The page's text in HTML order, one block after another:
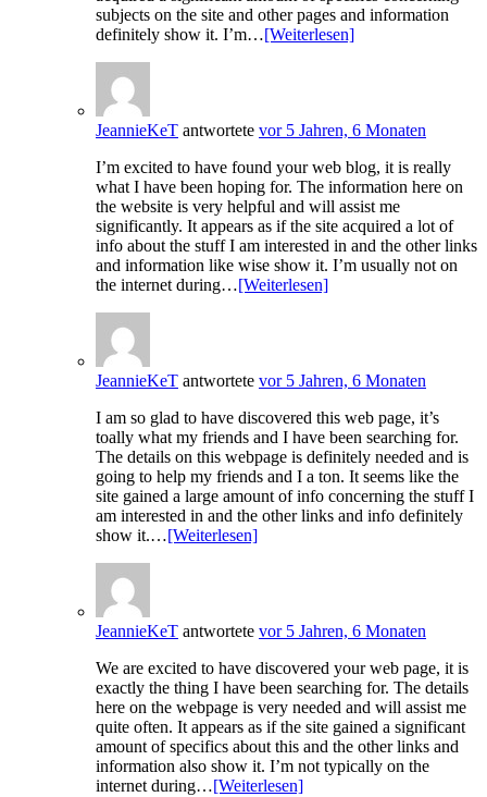
subjects on the site and other pages and information
definitely show it. I’m…[Weiterlesen]
JeannieKeT antwortete vor 5 Jahren, 6 Monaten
I’m excited to have found your web blog, it is really
what I have been hoping for. The information here on
the website is very helpful and will assist me
significantly. It appears as if the site acquired a lot of
info about the stuff I am interested in and the other links
and information like wise show it. I’m usually not on
the internet during…[Weiterlesen]
JeannieKeT antwortete vor 5 Jahren, 6 Monaten
I am so glad to have discovered this web page, it’s
toally what my friends and I have been searching for.
The details on this webpage is definitely needed and is
going to help my friends and I a ton. It seems like the
site gained a large amount of info concerning the stuff I
am interested in and the other links and info definitely
show it.…[Weiterlesen]
JeannieKeT antwortete vor 5 Jahren, 6 Monaten
We are excited to have discovered your web page, it is
exactly the thing I have been searching for. The details
here on the webpage is very needed and will assist me
quite often. It appears as if the site gained a significant
amount of specifics about this and the other links and
information also show it. I’m not typically on the
internet during…[Weiterlesen]